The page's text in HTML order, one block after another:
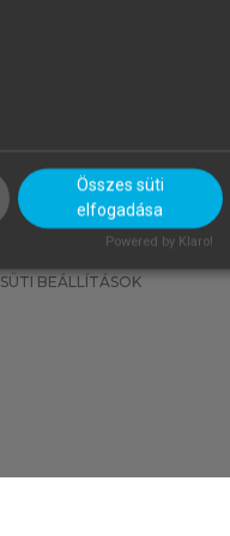
MI – ÁLTALÁNOS IRÁNYELVEK
SÜTI BEÁLLÍTÁSOK
Összes süti
elfogadása
Powered by Klaro!